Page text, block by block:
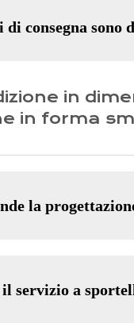
consegna sono
in
in forma
la
servizio a